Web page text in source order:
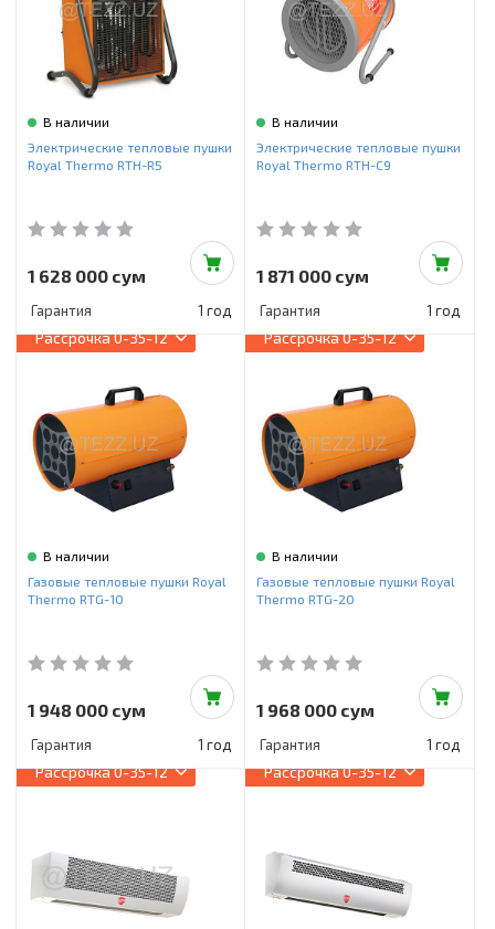
В наличии
Электрические тепловые пушки
Royal Thermo RTH-R5
1 628 000 сум
Гарантия 1 год
В наличии
Электрические тепловые пушки
Royal Thermo RTH-C9
1 871 000 сум
Гарантия 1 год
Рассрочка0-35-12
В наличии
Газовые тепловые пушки Royal
Thermo RTG-10
1 948 000 сум
Гарантия 1 год
Рассрочка0-35-12
В наличии
Газовые тепловые пушки Royal
Thermo RTG-20
1 968 000 сум
Гарантия 1 год
Рассрочка0-35-12 Рассрочка0-35-12